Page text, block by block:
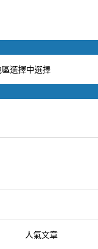
區選擇中選擇
人氣文章